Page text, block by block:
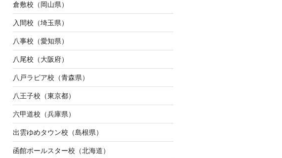
倉敷校（岡山県）
入間校（埼玉県）
八事校（愛知県）
八尾校（大阪府）
八戸ラピア校（青森県）
八王子校（東京都）
六甲道校（兵庫県）
出雲ゆめタウン校（島根県）
函館ポールスター校（北海道）